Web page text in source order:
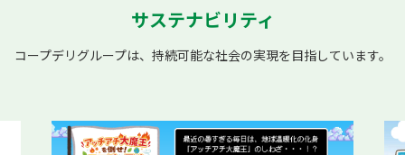
サステナビリティ
コープデリグループは、持続可能な社会の実現を目指しています。